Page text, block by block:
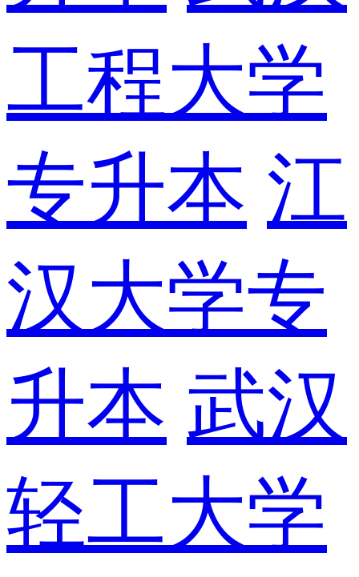
工程大学
专升本 江
汉大学专
升本 武汉
轻工大学